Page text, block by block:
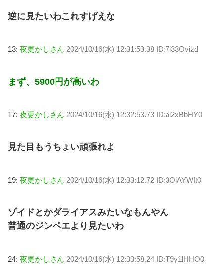
逆に見たいわこれすげえな
13: 夜更かしさん 2024/10/16(水) 12:31:53.38 ID:7i33Ovizd
まず、5900円が高いわ
17: 夜更かしさん 2024/10/16(水) 12:32:53.73 ID:ai2xBbHY0
見た目もうちょい頑張れよ
19: 夜更かしさん 2024/10/16(水) 12:33:12.72 ID:3OiAYWIt0
ゾイドとかダライアスみたいなもんやん
普通のジンベエより見たいわ
24: 夜更かしさん 2024/10/16(水) 12:33:58.24 ID:T9y1lHHO0